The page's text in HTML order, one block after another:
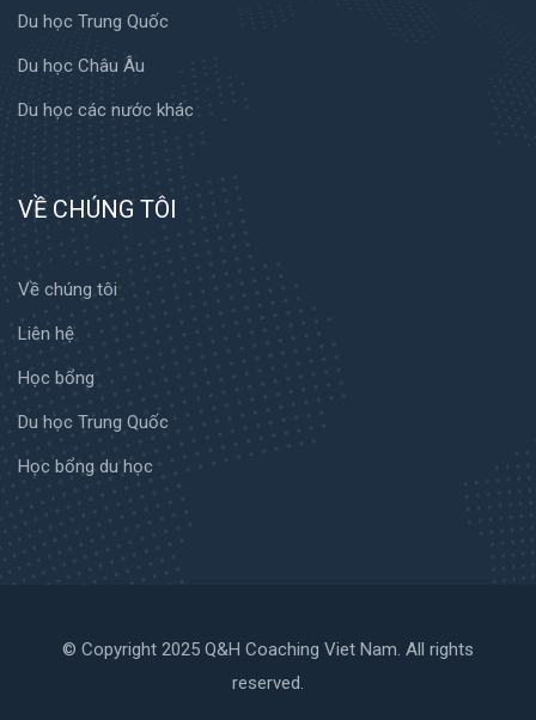
Du học Trung Quốc
Du học Châu Âu
Du học các nước khác
VỀ CHÚNG TÔI
Về chúng tôi
Liên hệ
Học bổng
Du học Trung Quốc
Học bổng du học
© Copyright 2025 Q&H Coaching Viet Nam. All rights
reserved.